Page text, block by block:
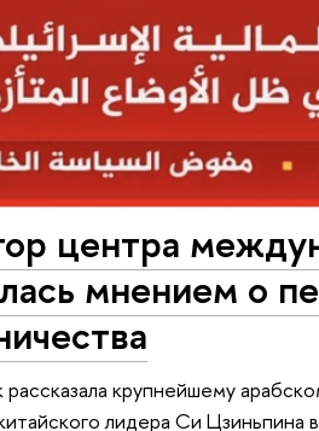
центра
мнением о
рассказала крупнейшему
лидера Си Цзиньпина